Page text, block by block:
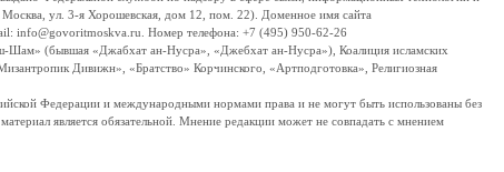
ул. 3-я Хорошевская, дом 12, пом. 22). Доменное имя сайта
info@govoritmoskva.ru. Номер телефона: +7 (495) 950-62-26
Шам» (бывшая «Джабхат ан-Нусра», «Джебхат ан-Нусра»), Коалиция исламских
Дивижн», «Братство» Корчинского, «Артподготовка», Религиозная
Федерации и международными нормами права и не могут быть использованы без
является обязательной. Мнение редакции может не совпадать с мнением